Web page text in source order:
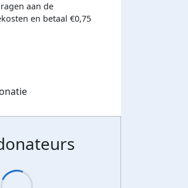
bedankt
aan de
en betaal €0,75